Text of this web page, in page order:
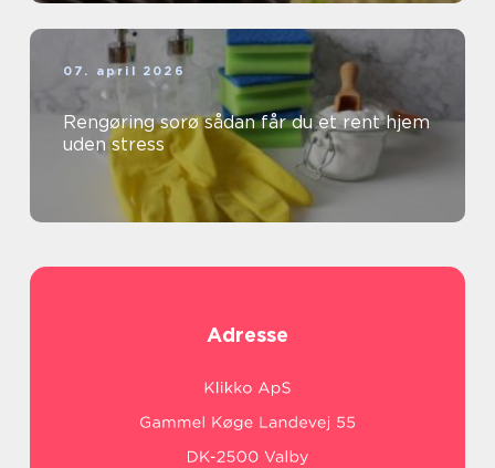
07. april 2026
Rengøring sorø sådan får du et rent hjem
uden stress
Adresse